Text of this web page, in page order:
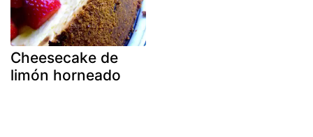
Cheesecake de
limón horneado